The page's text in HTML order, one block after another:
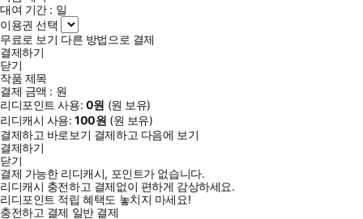
대여 기간 : 일
이용권 선택
무료로 보기 다른 방법으로 결제
결제하기
닫기
작품 제목
결제 금액 : 원
리디포인트 사용: 0원 (원 보유)
리디캐시 사용:100원 (원 보유)
결제하고 바로보기 결제하고 다음에 보기
결제하기
닫기
결제 가능한 리디캐시, 포인트가 없습니다.
리디캐시 충전하고 결제없이 편하게 감상하세요.
리디포인트 적립 혜택도 놓치지 마세요!
충전하고 결제 일반 결제